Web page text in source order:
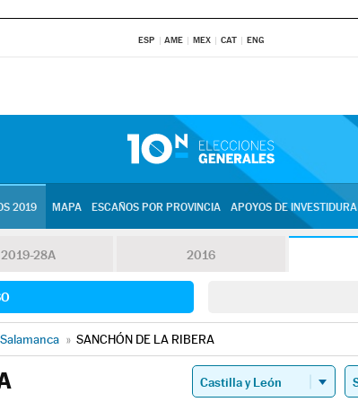
ESP AME MEX CAT ENG
2019 MAPA ESCAÑOS POR PROVINCIA APOYOS DE INVESTIDURA
2019-28A 2016
Salamanca » SANCHÓN DE LA RIBERA